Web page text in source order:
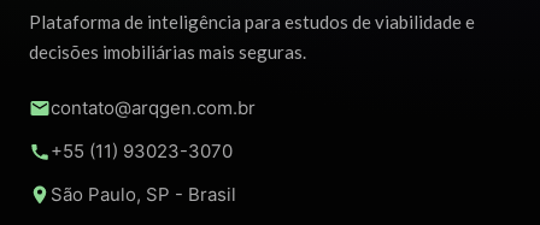
Plataforma de inteligência para estudos de viabilidade e
decisões imobiliárias mais seguras.
contato@arqgen.com.br
+55 (11) 93023-3070
São Paulo, SP - Brasil